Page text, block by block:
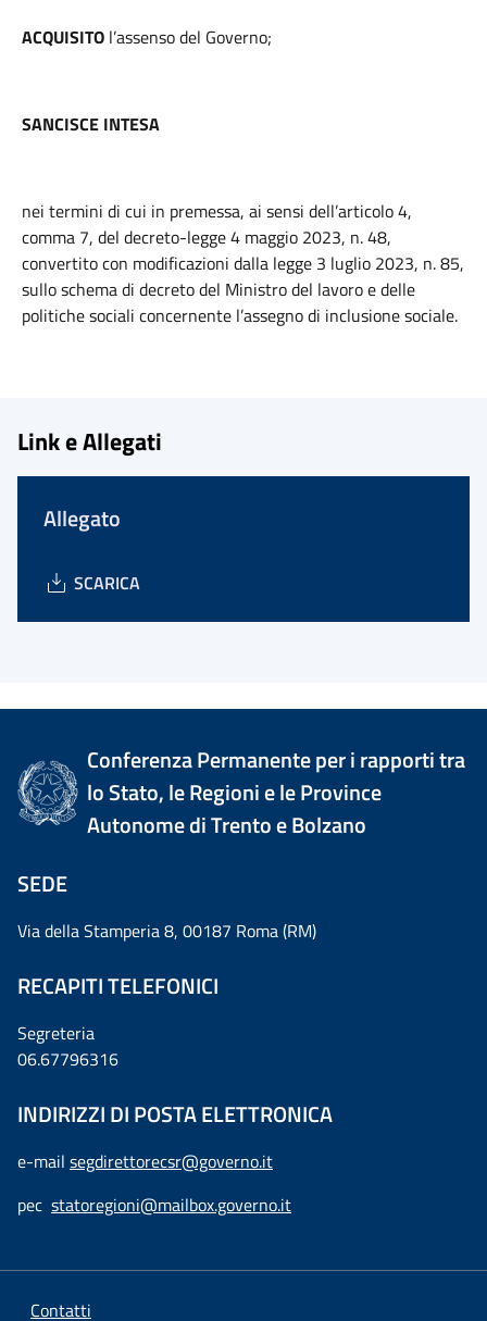
ACQUISITO l’assenso del Governo;
SANCISCE INTESA
nei termini di cui in premessa, ai sensi dell’articolo 4,
comma 7, del decreto-legge 4 maggio 2023, n. 48,
convertito con modificazioni dalla legge 3 luglio 2023, n. 85,
sullo schema di decreto del Ministro del lavoro e delle
politiche sociali concernente l’assegno di inclusione sociale.
Link e Allegati
Allegato
SCARICA
Conferenza Permanente per i rapporti tra
lo Stato, le Regioni e le Province
Autonome di Trento e Bolzano
SEDE
Via della Stamperia 8, 00187 Roma (RM)
RECAPITI TELEFONICI
Segreteria
06.67796316
INDIRIZZI DI POSTA ELETTRONICA
e-mail segdirettorecsr@governo.it
pec statoregioni@mailbox.governo.it
Contatti